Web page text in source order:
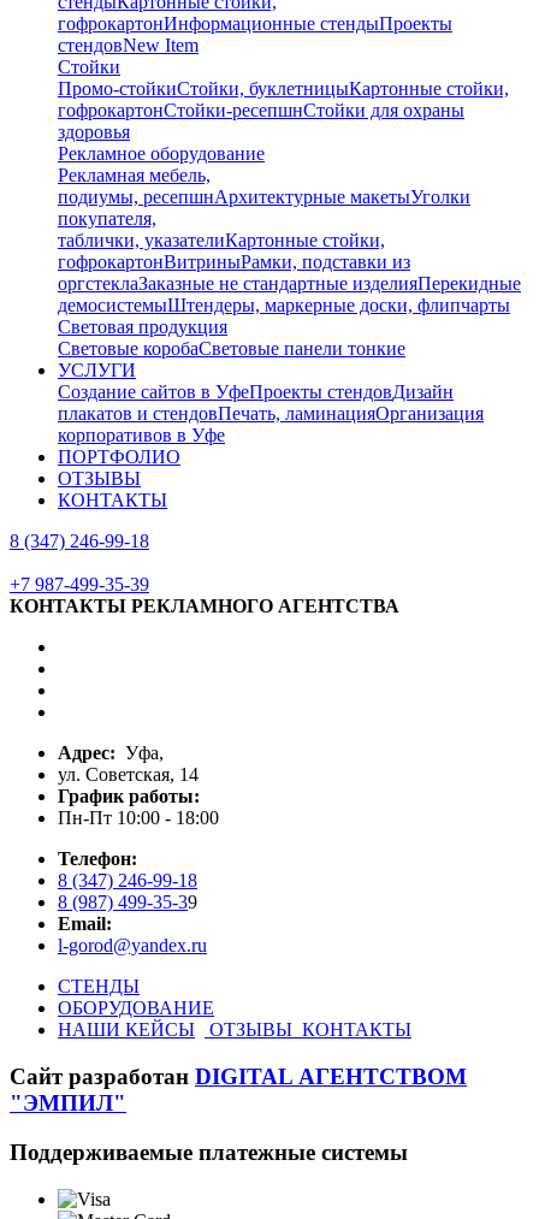
гофрокартонИнформационные стендыПроекты
стендовNew Item
Стойки
Промо-стойкиСтойки, буклетницыКартонные стойки,
гофрокартонСтойки-ресепшнСтойки для охраны
здоровья
Рекламное оборудование
Рекламная мебель,
подиумы, ресепшнАрхитектурные макетыУголки
покупателя,
таблички, указателиКартонные стойки,
гофрокартонВитриныРамки, подставки из
оргстеклаЗаказные не стандартные изделияПерекидные
демосистемыШтендеры, маркерные доски, флипчарты
Световая продукция
Световые коробаСветовые панели тонкие
УСЛУГИ
Создание сайтов в УфеПроекты стендовДизайн
плакатов и стендовПечать, ламинацияОрганизация
корпоративов в Уфе
ПОРТФОЛИО
ОТЗЫВЫ
КОНТАКТЫ
8 (347) 246-99-18
+7 987-499-35-39
КОНТАКТЫ РЕКЛАМНОГО АГЕНТСТВА
Адрес: Уфа,
ул. Советская, 14
График работы:
Пн-Пт 10:00 - 18:00
Телефон:
8 (347) 246-99-18
8 (987) 499-35-39
Email:
l-gorod@yandex.ru
CТЕНДЫ
ОБОРУДОВАНИЕ
НАШИ КЕЙСЫ
ОТЗЫВЫ КОНТАКТЫ
Сайт разработан DIGITAL АГЕНТСТВОМ
"ЭМПИЛ"
Поддерживаемые платежные системы